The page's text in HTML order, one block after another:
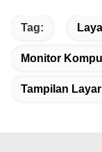
Tag:
Monitor
Tampilan